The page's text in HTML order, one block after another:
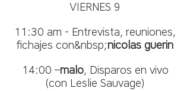
VIERNES 9
11:30 am - Entrevista, reuniones,
fichajes con&nbsp;nicolas guerin
14:00 –malo, Disparos en vivo
(con Leslie Sauvage)